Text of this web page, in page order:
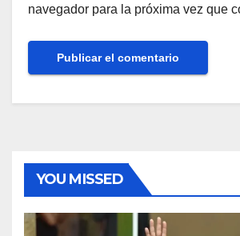
navegador para la próxima vez que
YOU MISSED